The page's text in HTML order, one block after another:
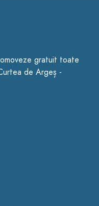
gratuit toate
de Argeș -